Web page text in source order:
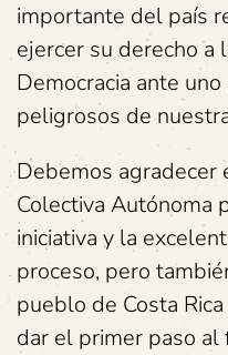
importante del país
ejercer su derecho a
Democracia ante
peligrosos de
Debemos agradecer
Colectiva Autónoma
iniciativa y la
proceso, pero
pueblo de Costa
dar el primer paso al